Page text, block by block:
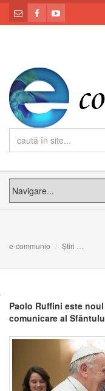
e-communio Știri
Paolo Ruffini este
comunicare al